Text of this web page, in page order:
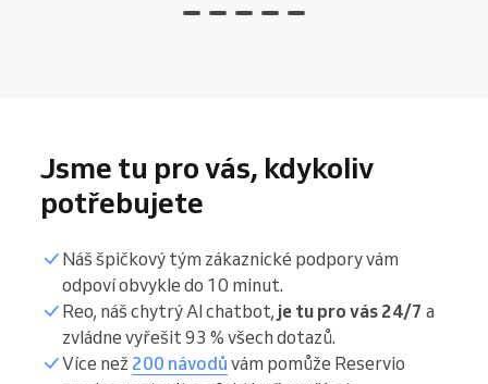
Jsme tu pro vás, kdykoliv
potřebujete
Náš špičkový tým zákaznické podpory vám
odpoví obvykle do 10 minut.
Reo, náš chytrý AI chatbot, je tu pro vás 24/7 a
zvládne vyřešit 93 % všech dotazů.
Více než 200 návodů vám pomůže Reservio